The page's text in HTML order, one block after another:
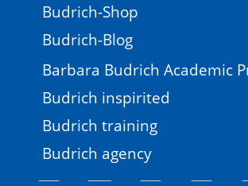
Budrich-Shop
Budrich-Blog
Barbara Budrich Academic
Budrich inspirited
Budrich training
Budrich agency